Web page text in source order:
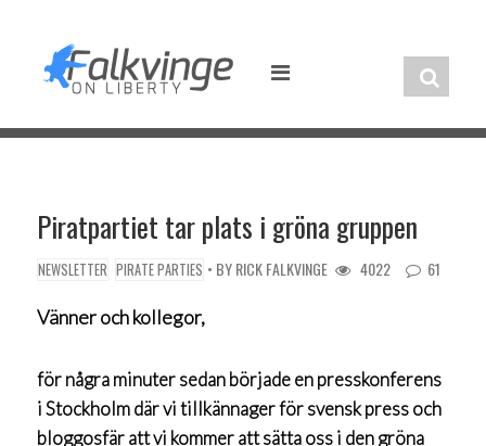
content
Piratpartiet tar plats i gröna gruppen
NEWSLETTER PIRATE PARTIES • BYRICK FALKVINGE 4022 61
Vänner och kollegor,
för några minuter sedan började en presskonferens
i Stockholm där vi tillkännager för svensk press och
bloggosfär att vi kommer att sätta oss i den gröna